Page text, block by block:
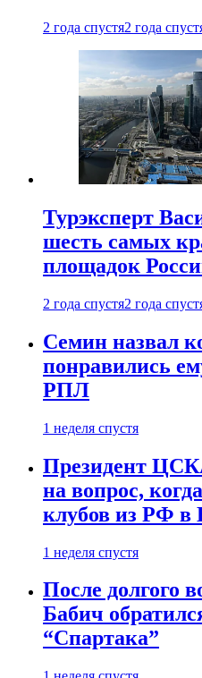
2 года спустя2 года
Турэксперт
шесть самых
площадок
2 года спустя2 года
Семин назвал
понравились
РПЛ
1 неделя спустя
Президент
на вопрос,
клубов из РФ в
1 неделя спустя
После долгого
Бабич
“Спартака”